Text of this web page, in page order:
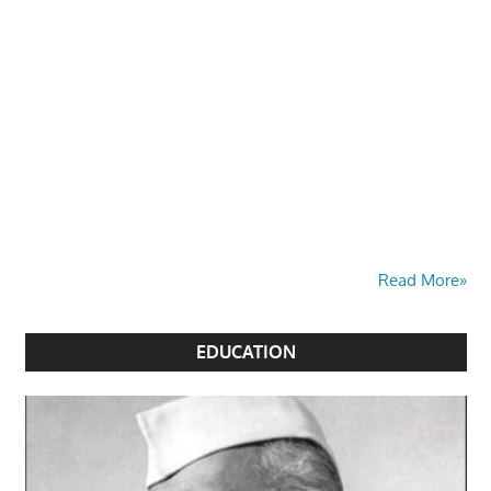
Read More»
EDUCATION